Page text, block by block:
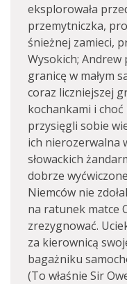
eksplorowała
przemytniczka,
śnieżnej zamieci,
Wysokich; Andrew
granicę w małym
coraz liczniejszej
kochankami i
przysięgli sobie
ich nierozerwalna
słowackich
dobrze
Niemców nie
na ratunek matce
zrezygnować.
za kierownicą
bagażniku
(To właśnie Sir